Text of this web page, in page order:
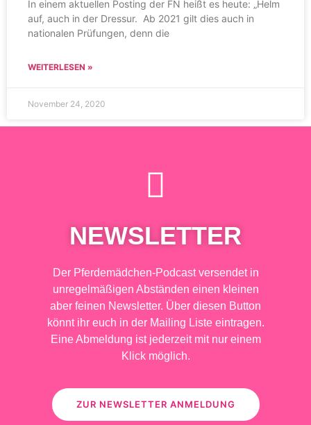
In einem aktuellen Posting der FN heißt es heute: „Helm
auf, auch in der Dressur. Ab 2021 gilt dies auch in
nationalen Prüfungen, denn die
WEITERLESEN »
November 24, 2020
NEWSLETTER
Der Pferdemädchen-Podcast versendet in
unregelmäßigen Abständen einen kleinen
aber feinen Newsletter. Über diesen Button
könnt ihr euch in der Mailing Liste eintragen.
Eine Abmeldung ist jederzeit mit nur einem
Klick möglich.
ZUR NEWSLETTER ANMELDUNG